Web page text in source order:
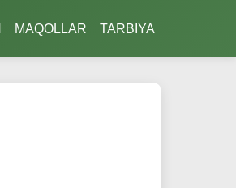
MAQOLLAR TARBIYA